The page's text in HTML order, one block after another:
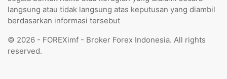
langsung atau tidak langsung atas keputusan yang diambil
berdasarkan informasi tersebut
© 2026 - FOREXimf - Broker Forex Indonesia. All rights
reserved.